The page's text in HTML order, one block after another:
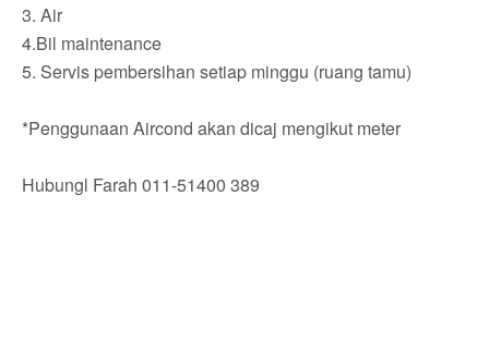
3. Air
4.Bil maintenance
5. Servis pembersihan setiap minggu (ruang tamu)
*Penggunaan Aircond akan dicaj mengikut meter
Hubungl Farah 011-51400 389